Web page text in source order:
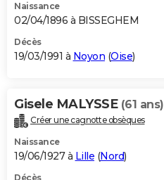
Naissance
02/04/1896 à BISSEGHEM
Décès
19/03/1991 à Noyon (Oise)
Gisele MALYSSE (61 ans)
Créer une cagnotte obsèques
Naissance
19/06/1927 à Lille (Nord)
Décès